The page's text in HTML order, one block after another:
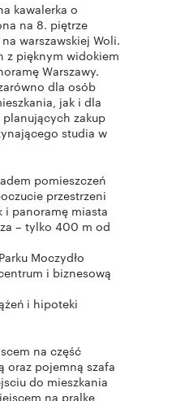
kawalerka o
na 8. piętrze
warszawskiej Woli.
z pięknym widokiem
Warszawy.
dla osób
jak i dla
zakup
studia w
pomieszczeń
przestrzeni
i panoramę miasta
– tylko 400 m od
Moczydło
i biznesową
i hipoteki
na część
oraz pojemną szafa
do mieszkania
na pralkę,